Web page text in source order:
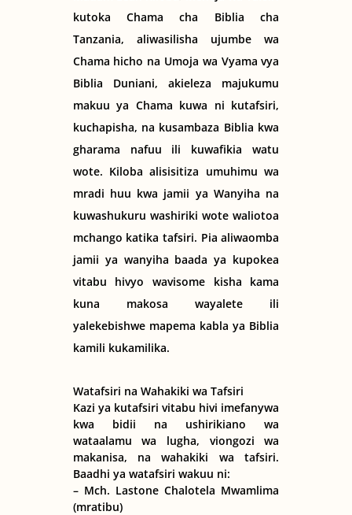
kutoka Chama cha Biblia cha
Tanzania, aliwasilisha ujumbe wa
Chama hicho na Umoja wa Vyama vya
Biblia Duniani, akieleza majukumu
makuu ya Chama kuwa ni kutafsiri,
kuchapisha, na kusambaza Biblia kwa
gharama nafuu ili kuwafikia watu
wote. Kiloba alisisitiza umuhimu wa
mradi huu kwa jamii ya Wanyiha na
kuwashukuru washiriki wote waliotoa
mchango katika tafsiri. Pia aliwaomba
jamii ya wanyiha baada ya kupokea
vitabu hivyo wavisome kisha kama
kuna makosa wayalete ili
yalekebishwe mapema kabla ya Biblia
kamili kukamilika.
Watafsiri na Wahakiki wa Tafsiri
Kazi ya kutafsiri vitabu hivi imefanywa
kwa bidii na ushirikiano wa
wataalamu wa lugha, viongozi wa
makanisa, na wahakiki wa tafsiri.
Baadhi ya watafsiri wakuu ni:
– Mch. Lastone Chalotela Mwamlima
(mratibu)